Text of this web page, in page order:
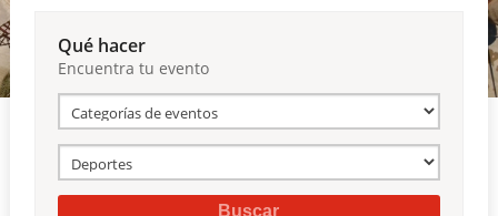
Reservas
Qué hacer
Encuentra tu evento